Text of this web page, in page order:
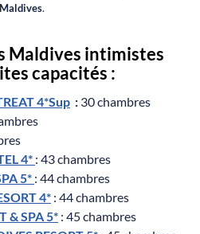
Maldives.
Maldives intimistes
capacités :
4*Sup : 30 chambres
4* : 43 chambres
5* : 44 chambres
4* : 44 chambres
& SPA 5* : 45 chambres